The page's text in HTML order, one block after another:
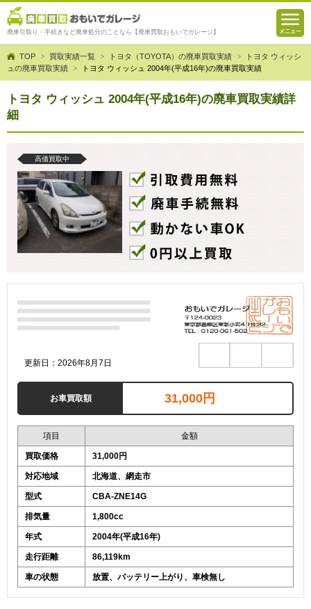
廃車引取り・手続きなど廃車処分のことなら【廃車買取おもいでガレージ】
TOP 買取実績一覧 トヨタ（TOYOTA）の廃車買取実績
トヨタ ウィッシ
ュの廃車買取実績
トヨタ ウィッシュ 2004年(平成16年)の廃車買取実績
トヨタ ウィッシュ 2004年(平成16年)の廃車買取実績詳
細
高価買取中
更新日：2026年8月7日
お車買取額 31,000円
項目 金額
買取価格 31,000円
対応地域 北海道、網走市
型式 CBA-ZNE14G
排気量 1,800cc
年式 2004年(平成16年)
走行距離 86,119km
車の状態 放置、バッテリー上がり、車検無し